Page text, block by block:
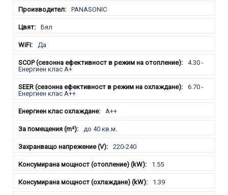
PANASONIC
Бял
Да
4.30 -
Енергиен клас A+
6.70 -
Енергиен клас A++
A++
до 40 кв.м.
220-240
1.55
1.39